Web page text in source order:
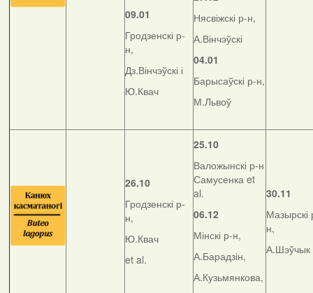
09.01
Гродзенскі р-
н,
Дз.Вінчэўскі і
Ю.Квач
Нясвіжскі р-н,
А.Вінчэўскі
04.01
Барысаўскі р-н,
М.Львоў
26.10
Гродзенскі р-
н,
Ю.Квач
et al.
25.10
Валожынскі р-н
Самусенка et
al.
06.12
Мінскі р-н,
А.Барадзін,
А.Кузьмянкова,
30.11
Мазырскі
н,
А.Шэўчык